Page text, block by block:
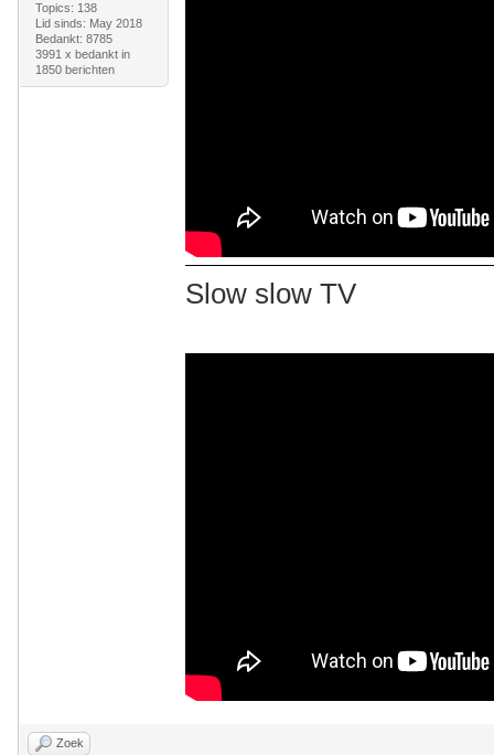
Topics: 138
Lid sinds: May 2018
Bedankt: 8785
3991 x bedankt in
1850 berichten
Slow slow TV
Zoek